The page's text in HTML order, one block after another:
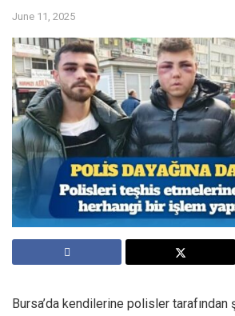
June 11, 2025
Bursa’da kendilerine polisler tarafından